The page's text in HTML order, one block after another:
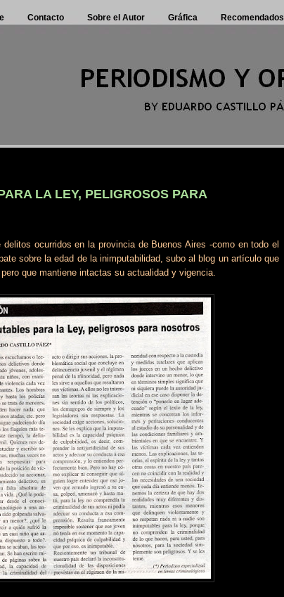
Contacto Sobre el Autor Gráfica Recomendados
LA LEY, PELIGROSOS PARA
ocurridos en la provincia de Buenos Aires -como en todo el
sobre la edad de la inimputabilidad, subo al blog un artículo que
que mantiene intactas su actualidad y vigencia.